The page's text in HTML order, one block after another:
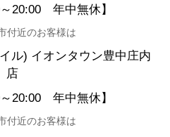
～20:00 年中無休】
付近のお客様は
ル) イオンタウン豊中庄内
店
～20:00 年中無休】
付近のお客様は